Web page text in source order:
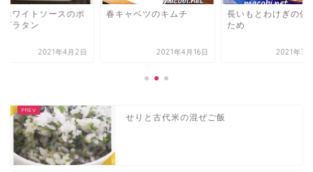
ホワイトソースのポ
グラタン
2021年4月2日
春キャベツのキムチ
2021年4月16日
長いもとわけぎの健
ため
2021年3
せりと古代米の混ぜご飯